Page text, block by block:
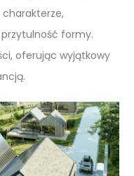
formy.
oferując wyjątkowy